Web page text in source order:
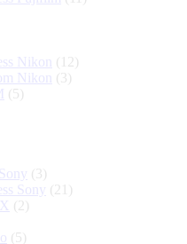
Nikon
(12)
Nikon
(3)
(5)
(3)
Sony (21)
(2)
(5)